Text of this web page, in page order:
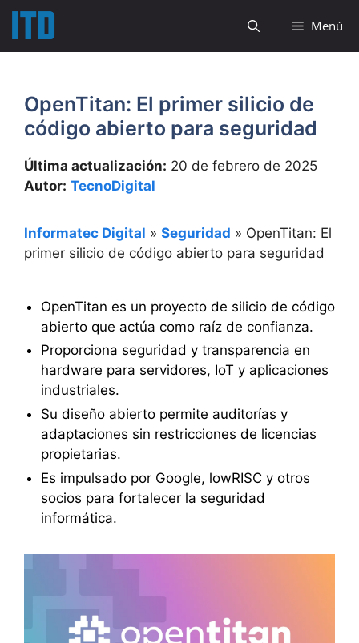
Saltar
contenido
Menú
OpenTitan: El primer silicio de
código abierto para seguridad
Última actualización: 20 de febrero de 2025
Autor: TecnoDigital
Informatec Digital » Seguridad » OpenTitan: El
primer silicio de código abierto para seguridad
OpenTitan es un proyecto de silicio de código
abierto que actúa como raíz de confianza.
Proporciona seguridad y transparencia en
hardware para servidores, IoT y aplicaciones
industriales.
Su diseño abierto permite auditorías y
adaptaciones sin restricciones de licencias
propietarias.
Es impulsado por Google, lowRISC y otros
socios para fortalecer la seguridad
informática.